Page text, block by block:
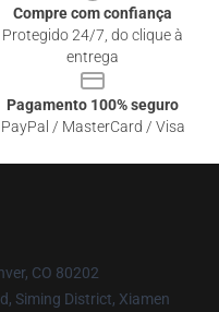
Compre com confiança
Protegido 24/7, do clique à
entrega
Pagamento 100% seguro
PayPal / MasterCard / Visa
CO 80202
Siming District, Xiamen